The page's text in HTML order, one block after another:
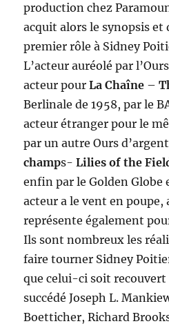
production chez
acquit alors le synopsis et
premier rôle à Sidney
L’acteur auréolé par
acteur pourLa Chaîne –
Berlinale de 1958, par le
acteur étranger pour le
par un autre Ours
champs-Lilies of the
enfin par le Golden Globe
acteur a le vent en poupe,
représente également
Ils sont nombreux les
faire tourner Sidney
que celui-ci soit recouvert
succédé Joseph L.
Boetticher, Richard